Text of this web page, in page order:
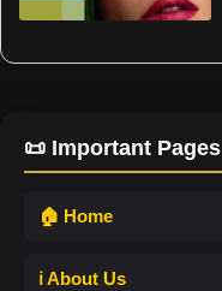
📜 Important Pages
🏠 Home
ℹ️ About Us